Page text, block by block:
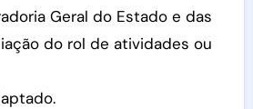
Geral do Estado e das
do rol de atividades ou